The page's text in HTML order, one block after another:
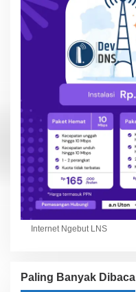
Internet Ngebut LNS
Paling Banyak Dibaca